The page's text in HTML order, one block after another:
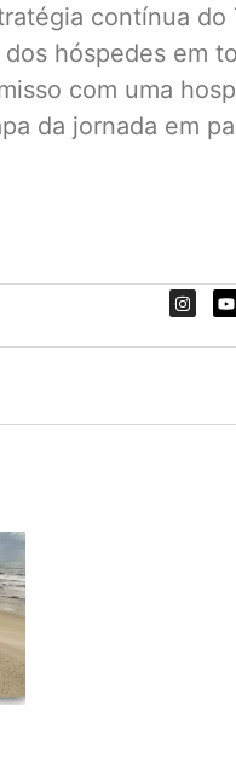
contínua do
hóspedes em
com uma
da jornada em